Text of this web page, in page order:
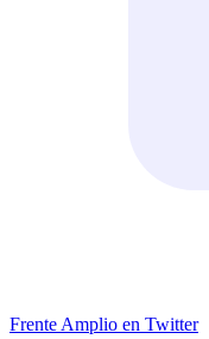
Frente Amplio en Twitter